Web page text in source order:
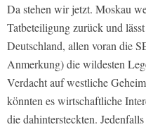
Da stehen wir jetzt. Moskau
Tatbeteiligung zurück und
Deutschland, allen voran die
Anmerkung) die wildesten
Verdacht auf westliche
könnten es wirtschaftliche
die dahintersteckten.